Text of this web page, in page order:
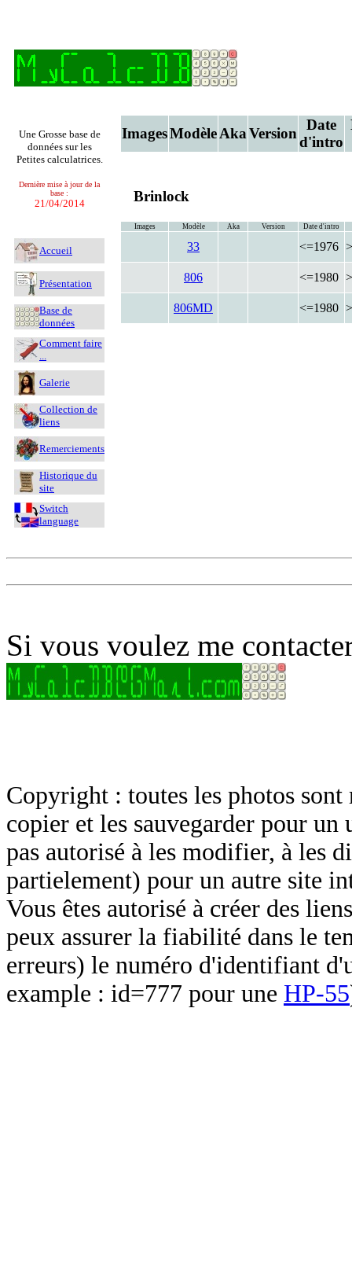
Une Grosse base de
données sur les
Petites calculatrices.
Dernière mise à jour de la
base :
21/04/2014
Accueil
Présentation
Base de
données
Comment faire
...
Galerie
Collection de
liens
Remerciements
Historique du
site
Switch
language
ImagesModèleAkaVersion
Date
d'intro
Brinlock
Images Modèle Aka Version Date d'intro
33 <=1976
806 <=1980
806MD <=1980
Si vous voulez me
Copyright : toutes les photos sont
copier et les sauvegarder pour un
pas autorisé à les modifier, à les
partielement) pour un autre site
Vous êtes autorisé à créer des
peux assurer la fiabilité dans le
erreurs) le numéro d'identifiant
example : id=777 pour une HP-55